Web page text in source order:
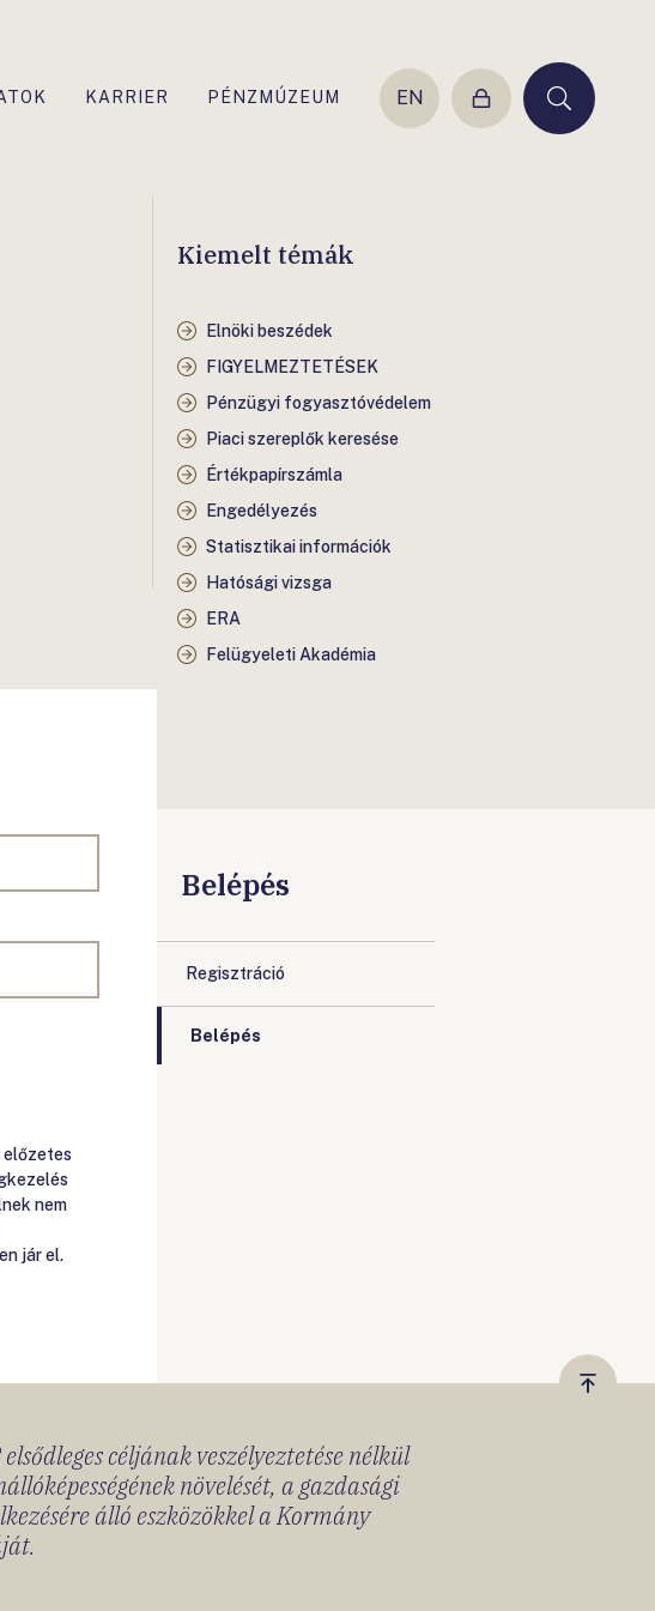
KARRIER PÉNZMÚZEUM EN
Belépés Keresés
Kiemelt témák
Elnöki beszédek
FIGYELMEZTETÉSEK
Pénzügyi fogyasztóvédelem
Piaci szereplők keresése
Értékpapírszámla
Engedélyezés
Statisztikai információk
Hatósági vizsga
ERA
Felügyeleti Akadémia
előzetes
nem
jár el.
Belépés
Regisztráció
Belépés
Vissza
céljának veszélyeztetése nélkül
növelését, a gazdasági
álló eszközökkel a Kormány